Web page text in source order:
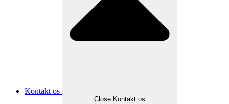
Kontakt os
Close Kontakt os